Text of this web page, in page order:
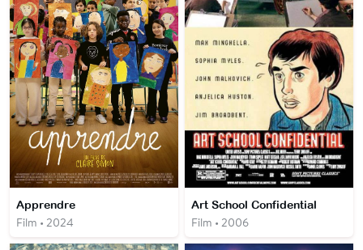
Apprendre
Film • 2024
Art School Confidential
Film • 2006